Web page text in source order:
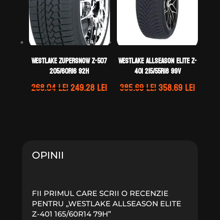
WestLake ZUPERSNOW Z-507
205/60R16 92H
268.04leiPrețul
249.28leiPrețul
WestLake ALLSEASON ELITE Z-
401 215/55R18 99V
385.69leiPrețul
358.69leiPrețul
OPINII
FII PRIMUL CARE SCRII O RECENZIE
PENTRU „WESTLAKE ALLSEASON ELITE
Z-401 165/60R14 79H”